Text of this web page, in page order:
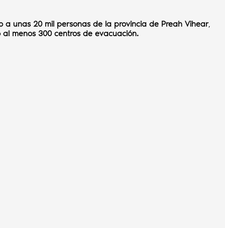
unas 20 mil personas de la provincia de Preah Vihear,
menos 300 centros de evacuación.